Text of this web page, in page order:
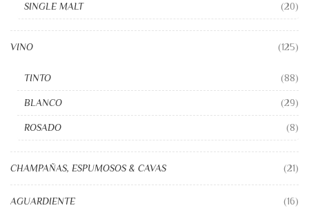
SINGLE MALT (20)
VINO (125)
TINTO (88)
BLANCO (29)
ROSADO (8)
CHAMPAÑAS, ESPUMOSOS & CAVAS (21)
AGUARDIENTE (16)